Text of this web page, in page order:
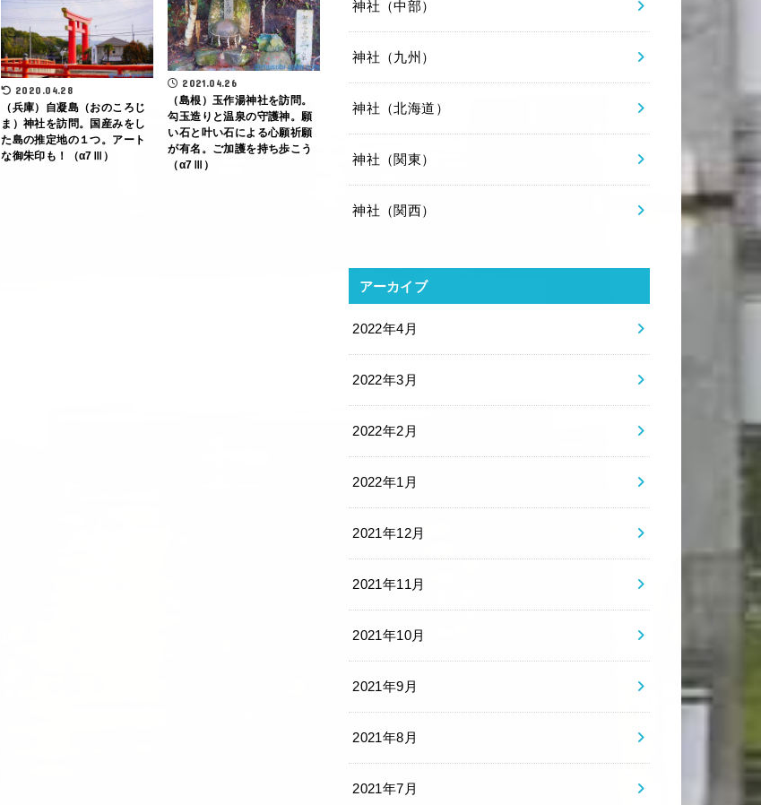
2020.04.28
（兵庫）自凝島（おのころじ
ま）神社を訪問。国産みをし
た島の推定地の１つ。アート
な御朱印も！（α7Ⅲ）
2021.04.26
（島根）玉作湯神社を訪問。
勾玉造りと温泉の守護神。願
い石と叶い石による心願祈願
が有名。ご加護を持ち歩こう
（α7Ⅲ）
神社（中部）
神社（九州）
神社（北海道）
神社（関東）
神社（関西）
アーカイブ
2022年4月
2022年3月
2022年2月
2022年1月
2021年12月
2021年11月
2021年10月
2021年9月
2021年8月
2021年7月